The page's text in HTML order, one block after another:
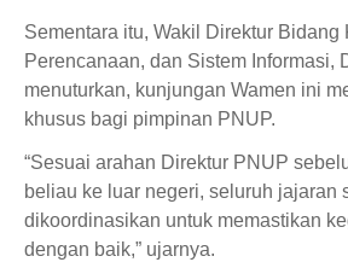
Sementara itu, Wakil Direktur Bidang
Perencanaan, dan Sistem Informasi,
menuturkan, kunjungan Wamen ini
khusus bagi pimpinan PNUP.
“Sesuai arahan Direktur PNUP
beliau ke luar negeri, seluruh jajaran
dikoordinasikan untuk memastikan
dengan baik,” ujarnya.